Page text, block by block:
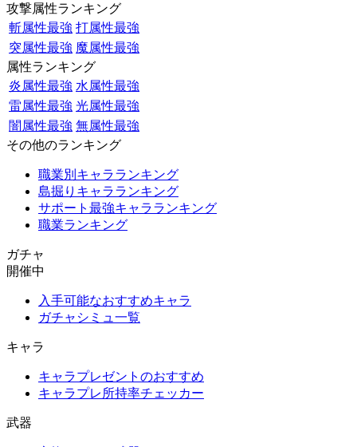
攻撃属性ランキング
斬属性最強 打属性最強
突属性最強 魔属性最強
属性ランキング
炎属性最強 水属性最強
雷属性最強 光属性最強
闇属性最強 無属性最強
その他のランキング
職業別キャラランキング
島掘りキャラランキング
サポート最強キャラランキング
職業ランキング
ガチャ
開催中
入手可能なおすすめキャラ
ガチャシミュ一覧
キャラ
キャラプレゼントのおすすめ
キャラプレ所持率チェッカー
武器